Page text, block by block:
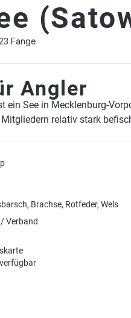
Fänge
Angler
ein See in Mecklenburg-
relativ stark
Brachse, Rotfeder, Wels
Verband